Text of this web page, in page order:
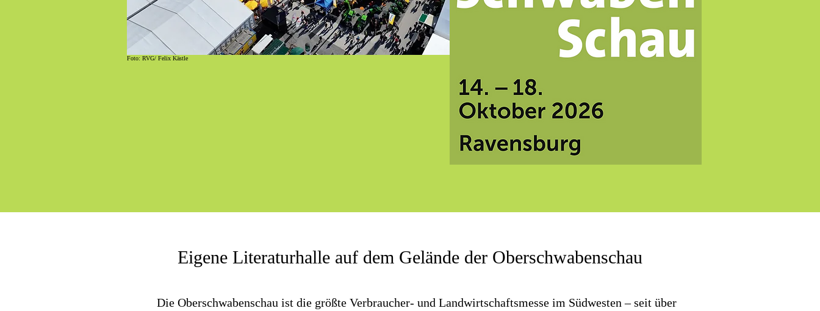
Foto: RVG/ Felix Kästle
Eigene Literaturhalle auf dem Gelände der Oberschwabenschau
Die Oberschwabenschau ist die größte Verbraucher- und Landwirtschaftsmesse im Südwesten – seit über